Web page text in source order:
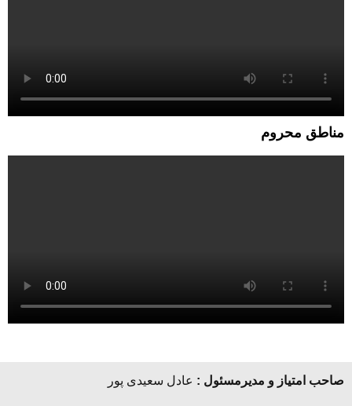
مناطق محروم
صاحب امتیاز و مدیرمسئول : عادل سعیدی پور